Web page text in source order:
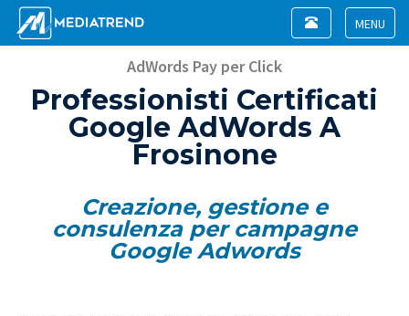
Toggle
Toggle
navigation
AdWords Pay per Click
Professionisti Certificati
Google AdWords A
Frosinone
Creazione, gestione e
consulenza per campagne
Google Adwords